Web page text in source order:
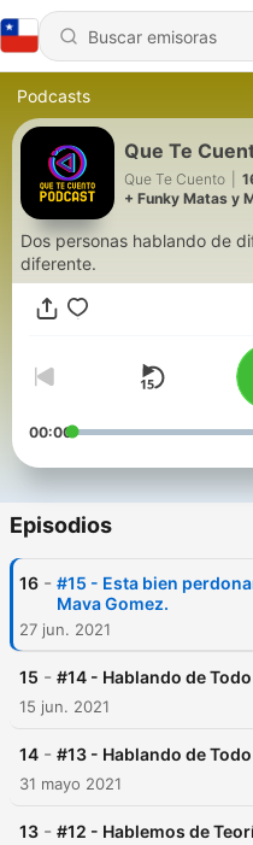
Podcasts
Que Te
Que Te Cuento
+ Funky Matas y
Dos personas hablando de
diferente.
00:00
Episodios
16 - #15 - Esta bien
Mava Gomez.
27 jun. 2021
15 - #14 - Hablando de Todo
15 jun. 2021
14 - #13 - Hablando de
31 mayo 2021
13 - #12 - Hablemos de